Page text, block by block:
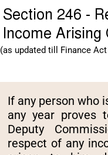
Section 246 -
Income Arising
(as updated till Finance
If any person who
any year proves
Deputy
respect of any